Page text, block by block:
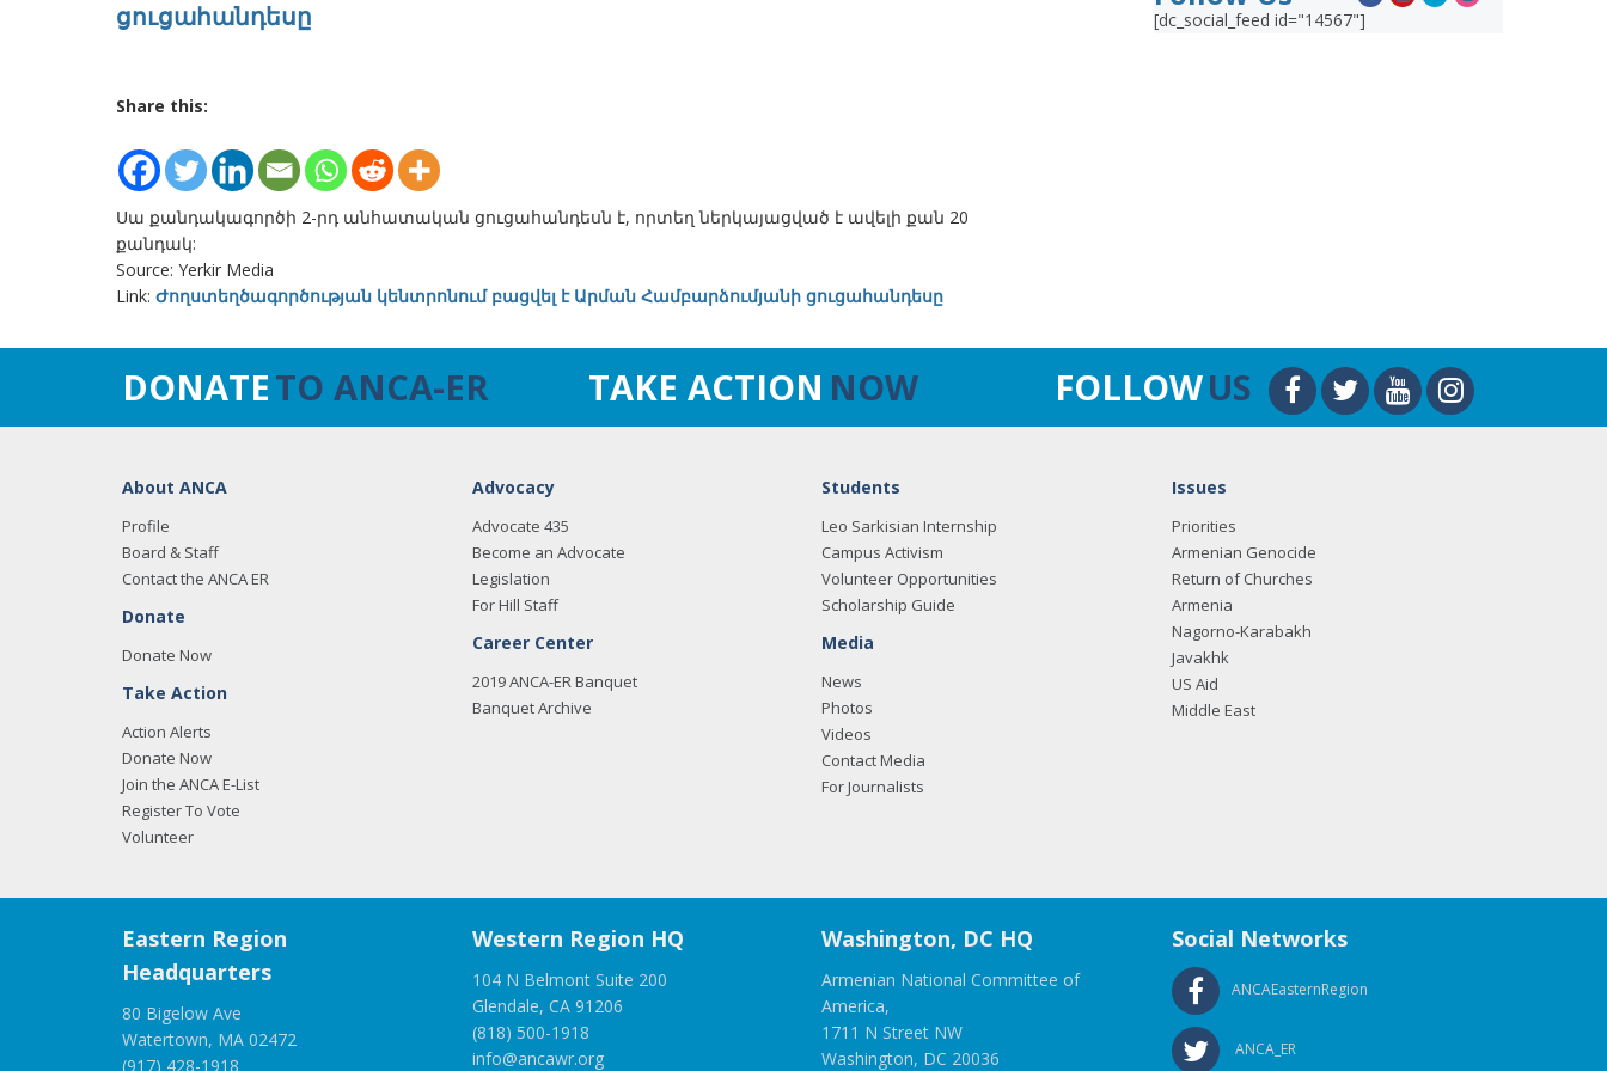
ցուցահանդեսը
Share this:
Սա քանդակագործի 2-րդ անհատական ցուցահանդեսն է, որտեղ ներկայացված է ավելի քան 20
քանդակ:
Source: Yerkir Media
Link: Ժողստեղծագործության կենտրոնում բացվել է Արման Համբարձումյանի ցուցահանդեսը
[dc_social_feed id="14567"]
DONATETO ANCA-ER TAKE ACTION NOW FOLLOWUS
About ANCA
Profile
Board & Staff
Contact the ANCA ER
Donate
Donate Now
Take Action
Action Alerts
Donate Now
Join the ANCA E-List
Register To Vote
Volunteer
Advocacy
Advocate 435
Become an Advocate
Legislation
For Hill Staff
Career Center
2019 ANCA-ER Banquet
Banquet Archive
Students
Leo Sarkisian Internship
Campus Activism
Volunteer Opportunities
Scholarship Guide
Media
News
Photos
Videos
Contact Media
For Journalists
Issues
Priorities
Armenian Genocide
Return of Churches
Armenia
Nagorno-Karabakh
Javakhk
US Aid
Middle East
Eastern Region
Headquarters
80 Bigelow Ave
Watertown, MA 02472
(917) 428-1918
Western Region HQ
104 N Belmont Suite 200
Glendale, CA 91206
(818) 500-1918
info@ancawr.org
Washington, DC HQ
Armenian National Committee of
America,
1711 N Street NW
Washington, DC 20036
Social Networks
ANCAEasternRegion
ANCA_ER